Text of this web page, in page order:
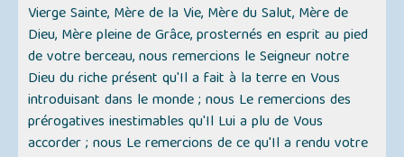
Vierge Sainte, Mère de la Vie, Mère du Salut, Mère de
Dieu, Mère pleine de Grâce, prosternés en esprit au pied
de votre berceau, nous remercions le Seigneur notre
Dieu du riche présent qu'Il a fait à la terre en Vous
introduisant dans le monde ; nous Le remercions des
prérogatives inestimables qu'Il Lui a plu de Vous
accorder ; nous Le remercions de ce qu'Il a rendu votre